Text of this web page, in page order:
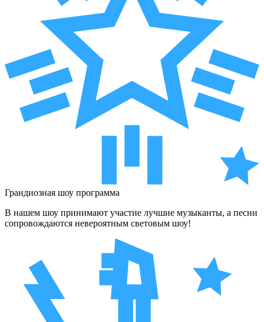
Грандиозная шоу программа
В нашем шоу принимают участие лучшие музыканты, а песни
сопровождаются невероятным световым шоу!